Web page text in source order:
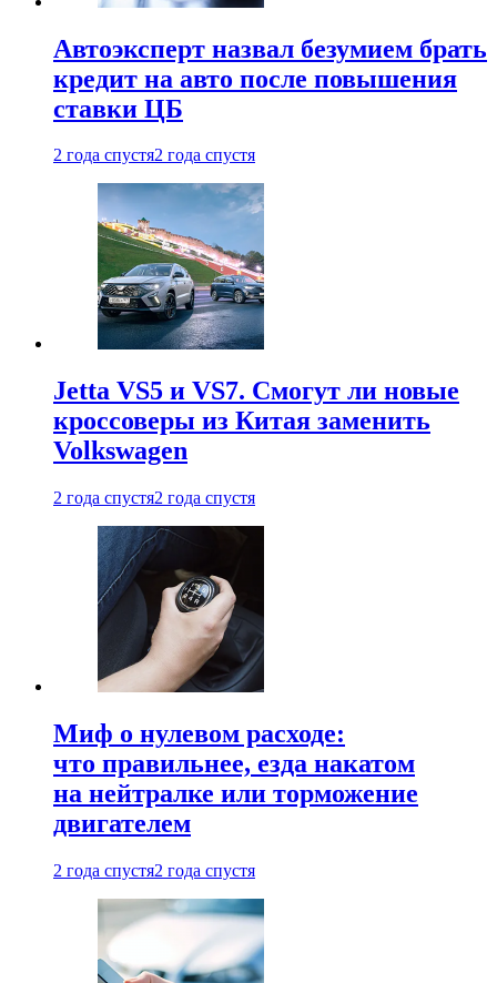
Автоэксперт назвал безумием брать
кредит на авто после повышения
ставки ЦБ
2 года спустя2 года спустя
Jetta VS5 и VS7. Смогут ли новые
кроссоверы из Китая заменить
Volkswagen
2 года спустя2 года спустя
Миф о нулевом расходе:
что правильнее, езда накатом
на нейтралке или торможение
двигателем
2 года спустя2 года спустя